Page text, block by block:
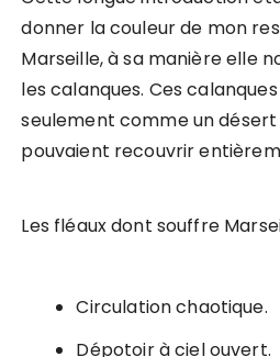
donner la couleur de mon
Marseille, à sa manière elle
les calanques. Ces
seulement comme un désert
pouvaient recouvrir
Les fléaux dont souffre
Circulation chaotique.
Dépotoir à ciel ouvert.